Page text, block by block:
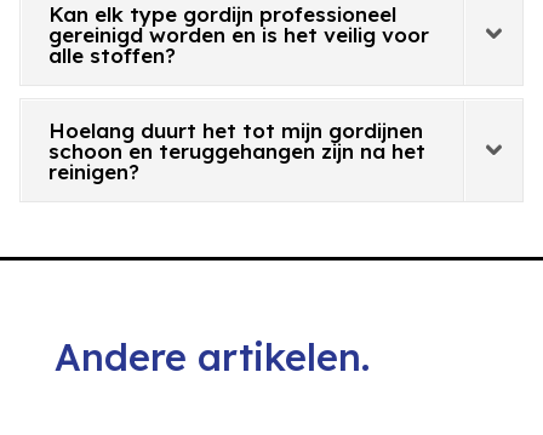
Kan elk type gordijn professioneel
gereinigd worden en is het veilig voor
alle stoffen?
Hoelang duurt het tot mijn gordijnen
schoon en teruggehangen zijn na het
reinigen?
Andere artikelen.